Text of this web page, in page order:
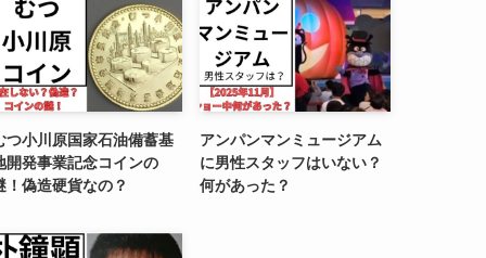
つ小川原国家石油備蓄基
開発事業記念コインの
！偽造硬貨なの？
アンパンマンミュージアム
に男性スタッフはいない？
何があった？